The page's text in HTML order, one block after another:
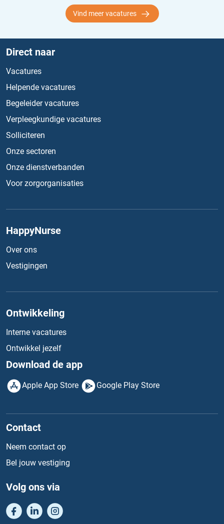
Vind meer vacatures
Direct naar
Vacatures
Helpende vacatures
Begeleider vacatures
Verpleegkundige vacatures
Solliciteren
Onze sectoren
Onze dienstverbanden
Voor zorgorganisaties
HappyNurse
Over ons
Vestigingen
Ontwikkeling
Interne vacatures
Ontwikkel jezelf
Download de app
Apple App Store Google Play Store
Contact
Neem contact op
Bel jouw vestiging
Volg ons via